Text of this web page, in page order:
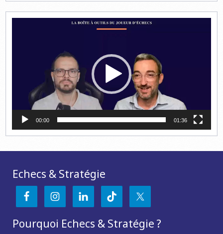
00:00 01:36
Echecs & Stratégie
Pourquoi Echecs & Stratégie ?